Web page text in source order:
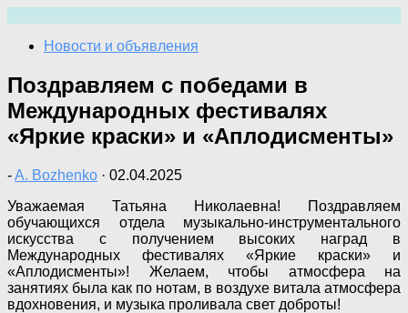
содержимому
Новости и объявления
Поздравляем с победами в
Международных фестивалях
«Яркие краски» и «Аплодисменты»
-A. Bozhenko · 02.04.2025
Уважаемая Татьяна Николаевна! Поздравляем
обучающихся отдела музыкально-инструментального
искусства с получением высоких наград в
Международных фестивалях «Яркие краски» и
«Аплодисменты»! Желаем, чтобы атмосфера на
занятиях была как по нотам, в воздухе витала атмосфера
вдохновения, и музыка проливала свет доброты!